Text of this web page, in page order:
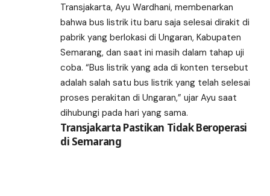
Transjakarta, Ayu Wardhani, membenarkan
bahwa bus listrik itu baru saja selesai dirakit di
pabrik yang berlokasi di Ungaran, Kabupaten
Semarang, dan saat ini masih dalam tahap uji
coba. “Bus listrik yang ada di konten tersebut
adalah salah satu bus listrik yang telah selesai
proses perakitan di Ungaran,” ujar Ayu saat
dihubungi pada hari yang sama.
Transjakarta Pastikan Tidak Beroperasi
di Semarang